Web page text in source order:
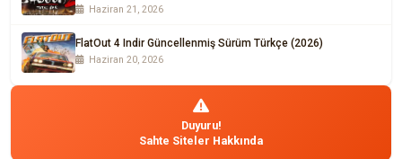
Haziran 21, 2026
FlatOut 4 Indir Güncellenmiş Sürüm Türkçe (2026)
Haziran 20, 2026
Duyuru!
Sahte Siteler Hakkında